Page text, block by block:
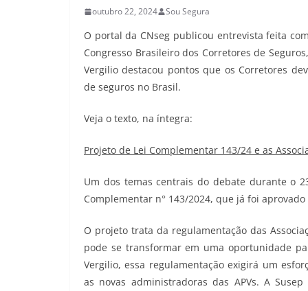
outubro 22, 2024 Sou Segura
O portal da CNseg publicou entrevista feita
Congresso Brasileiro dos Corretores de
Vergilio destacou pontos que os Corretores
de seguros no Brasil.
Veja o texto, na íntegra:
Projeto de Lei Complementar 143/24 e as
Um dos temas centrais do debate durante o
Complementar n° 143/2024, que já foi
O projeto trata da regulamentação das
pode se transformar em uma oportunidade
Vergilio, essa regulamentação exigirá um
as novas administradoras das APVs. A